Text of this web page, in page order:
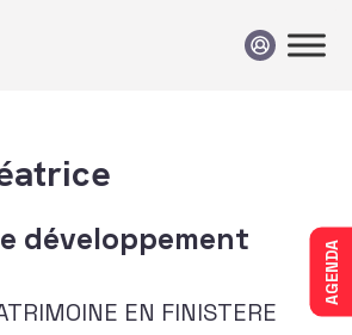
AGENDA
développement
EN FINISTERE